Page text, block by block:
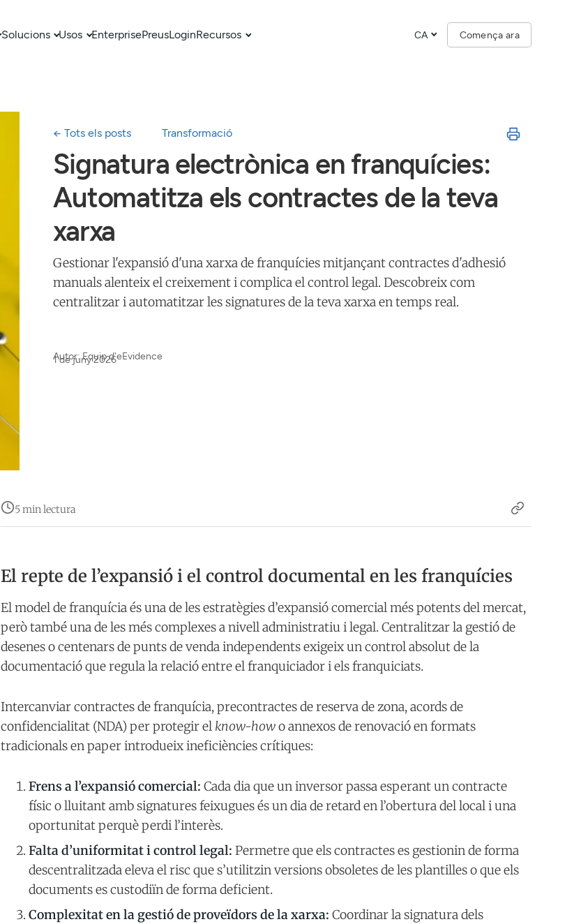
Solucions Usos EnterprisePreusLoginRecursos CA Comença ara
← Tots els posts Transformació
Signatura electrònica en franquícies:
Automatitza els contractes de la teva
xarxa
Gestionar l'expansió d'una xarxa de franquícies mitjançant contractes d'adhesió
manuals alenteix el creixement i complica el control legal. Descobreix com
centralitzar i automatitzar les signatures de la teva xarxa en temps real.
Autor: Equip d'eEvidence
1 de juny 2026
5 min lectura
El repte de l’expansió i el control documental en les franquícies
El model de franquícia és una de les estratègies d’expansió comercial més potents del mercat,
però també una de les més complexes a nivell administratiu i legal. Centralitzar la gestió de
desenes o centenars de punts de venda independents exigeix un control absolut de la
documentació que regula la relació entre el franquiciador i els franquiciats.
Intercanviar contractes de franquícia, precontractes de reserva de zona, acords de
confidencialitat (NDA) per protegir el know-howo annexos de renovació en formats
tradicionals en paper introdueix ineficiències crítiques:
Frens a l’expansió comercial: Cada dia que un inversor passa esperant un contracte
físic o lluitant amb signatures feixugues és un dia de retard en l’obertura del local i una
oportunitat perquè perdi l’interès.
Falta d’uniformitat i control legal: Permetre que els contractes es gestionin de forma
descentralitzada eleva el risc que s’utilitzin versions obsoletes de les plantilles o que els
documents es custodiïn de forma deficient.
Complexitat en la gestió de proveïdors de la xarxa: Coordinar la signatura dels